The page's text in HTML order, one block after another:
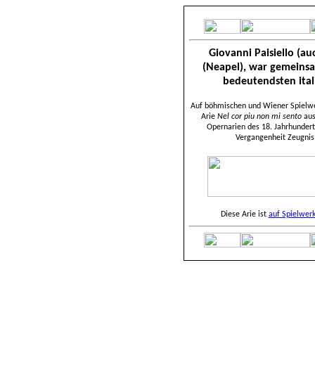
Giovanni Paisiello
(Neapel), war
bedeutendsten
Auf böhmischen und Wiener
Arie Nel cor piu non mi sento
Opernarien des 18.
Vergangenheit
Diese Arie ist auf